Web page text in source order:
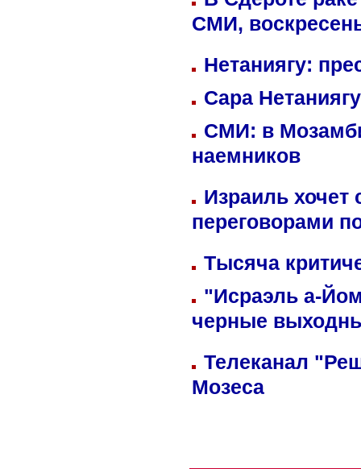
СМИ,
Нетаниягу:
Сара
СМИ: в
наемников
Израиль хочет
переговорами
Тысяча
"Исраэль а-
черные
Телеканал
Мозеса